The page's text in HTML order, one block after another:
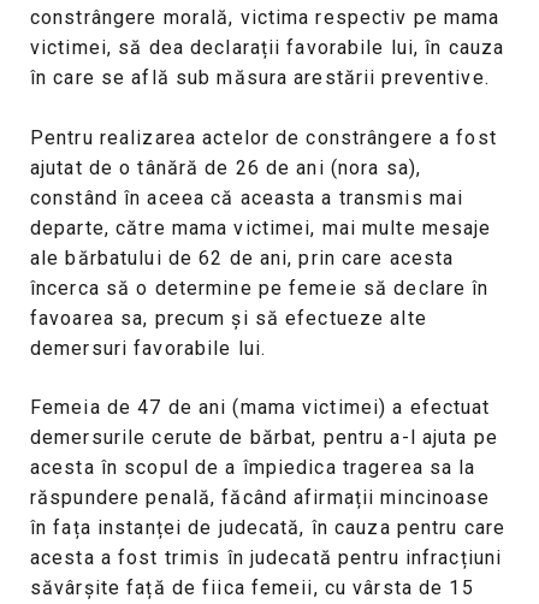
constrângere morală, victima respectiv pe mama
victimei, să dea declarații favorabile lui, în cauza
în care se află sub măsura arestării preventive.
Pentru realizarea actelor de constrângere a fost
ajutat de o tânără de 26 de ani (nora sa),
constând în aceea că aceasta a transmis mai
departe, către mama victimei, mai multe mesaje
ale bărbatului de 62 de ani, prin care acesta
încerca să o determine pe femeie să declare în
favoarea sa, precum și să efectueze alte
demersuri favorabile lui.
Femeia de 47 de ani (mama victimei) a efectuat
demersurile cerute de bărbat, pentru a-l ajuta pe
acesta în scopul de a împiedica tragerea sa la
răspundere penală, făcând afirmații mincinoase
în fața instanței de judecată, în cauza pentru care
acesta a fost trimis în judecată pentru infracțiuni
săvârșite față de fiica femeii, cu vârsta de 15